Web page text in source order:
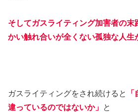
そしてガスライティング加害者の末
かい触れ合いが全くない孤独な人生
ガスライティングをされ続けると
違っているのではないか」 と